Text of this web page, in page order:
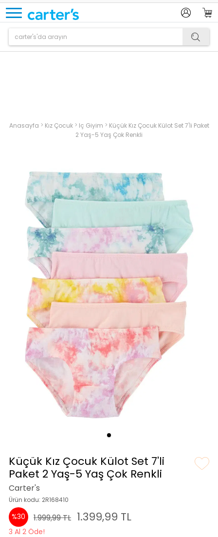
Anasayfa > Kız Çocuk > Iç Giyim > Küçük Kız Çocuk Külot Set 7'li Paket
2 Yaş-5 Yaş Çok Renkli
Küçük Kız Çocuk Külot Set 7'li
Paket 2 Yaş-5 Yaş Çok Renkli
Carter's
Ürün kodu: 2R168410
%30 1.999,99 TL 1.399,99 TL
3 Al 2 Öde!
Ürün sepetinize eklenmiştir.